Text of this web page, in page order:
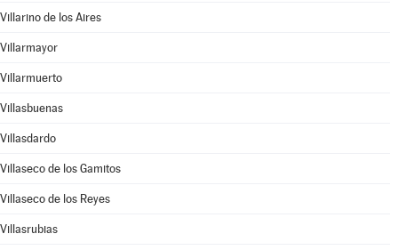
Villarino de los Aires
Villarmayor
Villarmuerto
Villasbuenas
Villasdardo
Villaseco de los Gamitos
Villaseco de los Reyes
Villasrubias